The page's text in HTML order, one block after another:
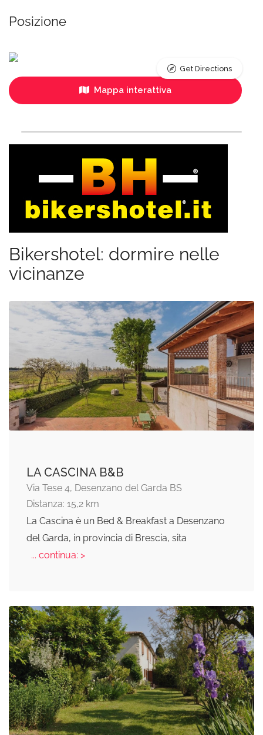
Posizione
Mappa interattiva
Get Directions
Bikershotel: dormire nelle
vicinanze
LA CASCINA B&B
Via Tese 4, Desenzano del Garda BS
Distanza: 15,2 km
La Cascina è un Bed & Breakfast a Desenzano
del Garda, in provincia di Brescia, sita
... continua: >